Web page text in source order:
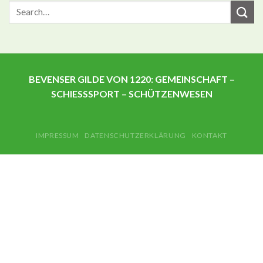
BEVENSER GILDE VON 1220: GEMEINSCHAFT –
SCHIESSSPORT – SCHÜTZENWESEN
IMPRESSUM DATENSCHUTZERKLÄRUNG KONTAKT